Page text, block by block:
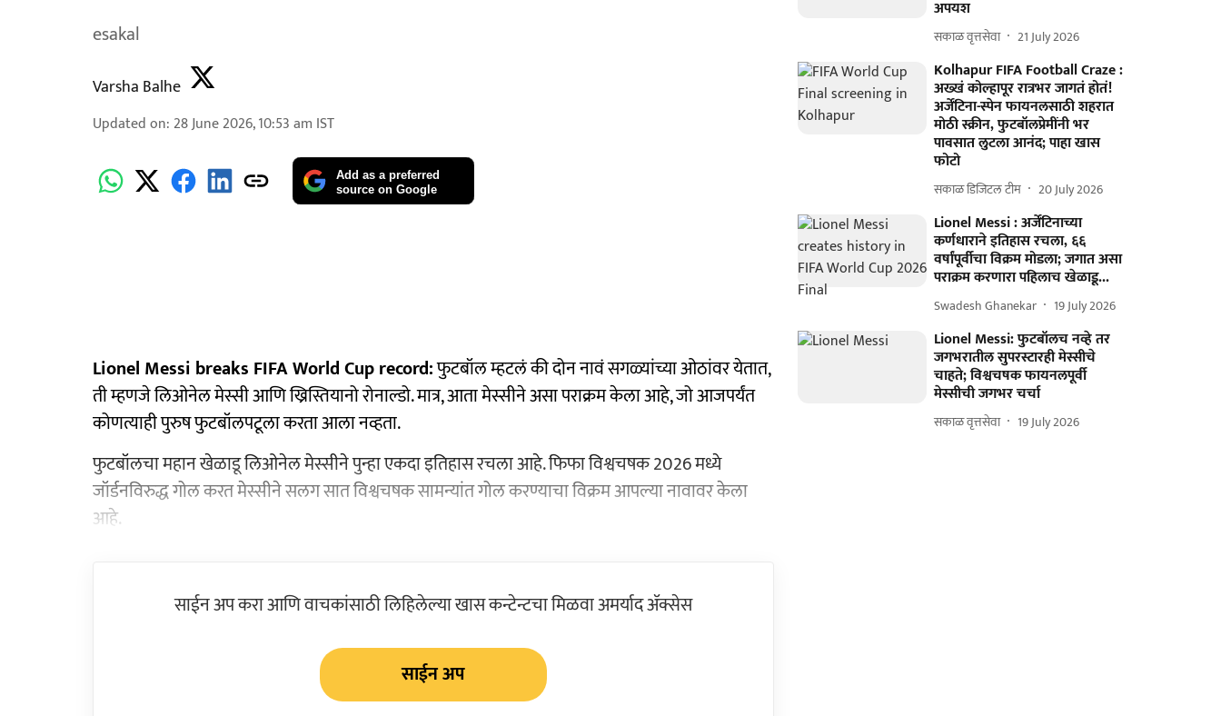
esakal
Varsha Balhe
Updated on: 28 June 2026, 10:53 am IST
Add as a preferred
source on Google
Lionel Messi breaks FIFA World Cup record:फुटबॉल म्हटलं की दोन नावं सगळ्यांच्या ओठांवर येतात,
ती म्हणजे लिओनेल मेस्सी आणि ख्रिस्तियानो रोनाल्डो. मात्र, आता मेस्सीने असा पराक्रम केला आहे, जो आजपर्यंत
कोणत्याही पुरुष फुटबॉलपटूला करता आला नव्हता.
फुटबॉलचा महान खेळाडू लिओनेल मेस्सीने पुन्हा एकदा इतिहास रचला आहे. फिफा विश्वचषक 2026 मध्ये
जॉर्डनविरुद्ध गोल करत मेस्सीने सलग सात विश्वचषक सामन्यांत गोल करण्याचा विक्रम आपल्या नावावर केला
आहे.
साईन अप करा आणि वाचकांसाठी लिहिलेल्या खास कन्टेन्टचा मिळवा अमर्याद ॲक्सेस
साईन अप
अपयश
सकाळ वृत्तसेवा 21 July 2026
Kolhapur FIFA Football Craze :
अख्खं कोल्हापूर रात्रभर जागतं होतं!
अर्जेंटिना-स्पेन फायनलसाठी शहरात
मोठी स्क्रीन, फुटबॉलप्रेमींनी भर
पावसात लुटला आनंद; पाहा खास
फोटो
सकाळ डिजिटल टीम 20 July 2026
Lionel Messi : अर्जेंटिनाच्या
कर्णधाराने इतिहास रचला, ६६
वर्षांपूर्वीचा विक्रम मोडला; जगात असा
पराक्रम करणारा पहिलाच खेळाडू...
Swadesh Ghanekar 19 July 2026
Lionel Messi: फुटबॉलच नव्हे तर
जगभरातील सुपरस्टारही मेस्सीचे
चाहते; विश्वचषक फायनलपूर्वी
मेस्सीची जगभर चर्चा
सकाळ वृत्तसेवा 19 July 2026